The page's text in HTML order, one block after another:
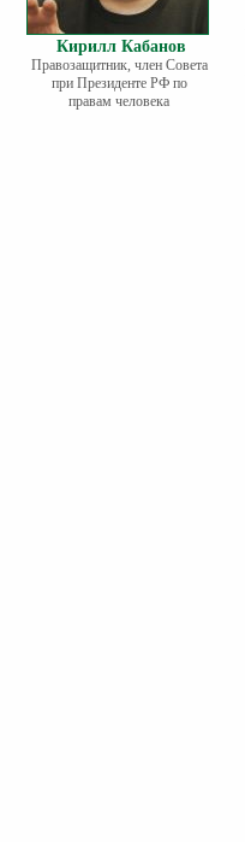
Кирилл Кабанов
Правозащитник, член Совета
при Президенте РФ по
правам человека